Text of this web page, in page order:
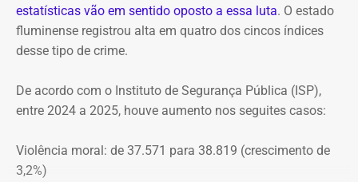
estatísticas vão em sentido oposto a essa luta. O estado
fluminense registrou alta em quatro dos cincos índices
desse tipo de crime.
De acordo com o Instituto de Segurança Pública (ISP),
entre 2024 a 2025, houve aumento nos seguites casos:
Violência moral: de 37.571 para 38.819 (crescimento de
3,2%)